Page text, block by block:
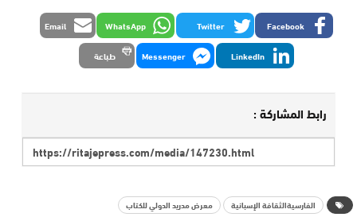
Facebook
Twitter
WhatsApp
Email
LinkedIn
Messenger طباعة
رابط المشاركة :
الفارسيةالثقافة الإسبانية معرض مدريد الدولي للكتاب